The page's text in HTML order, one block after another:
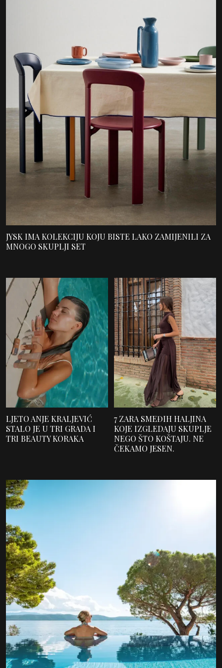
JYSK IMA KOLEKCIJU KOJU BISTE LAKO ZAMIJENILI ZA
MNOGO SKUPLJI SET
LJETO ANJE KRALJEVIĆ
STALO JE U TRI GRADA I
TRI BEAUTY KORAKA
7 ZARA SMEĐIH HALJINA
KOJE IZGLEDAJU SKUPLJE
NEGO ŠTO KOŠTAJU. NE
ČEKAMO JESEN.